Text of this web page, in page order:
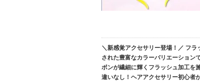
＼新感覚アクセサリー登場！／ フ
された豊富なカラーバリエーション
ボンが繊細に輝くフラッシュ加工を
違いなし！ヘアアクセサリー初心者